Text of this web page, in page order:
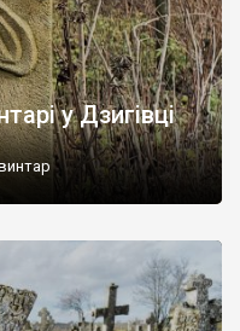
у Дзигівці